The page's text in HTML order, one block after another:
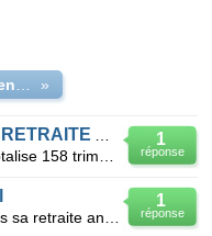
»
1
réponse
1
réponse